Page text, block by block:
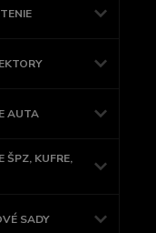
AUTA
ŠPZ, KUFRE,
SADY